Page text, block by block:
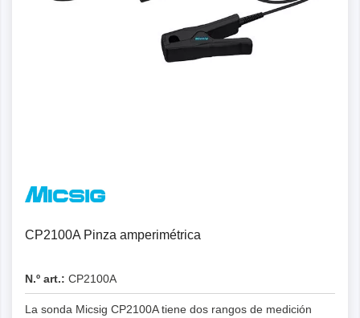
CP2100A Pinza amperimétrica
N.º art.: CP2100A
La sonda Micsig CP2100A tiene dos rangos de medición